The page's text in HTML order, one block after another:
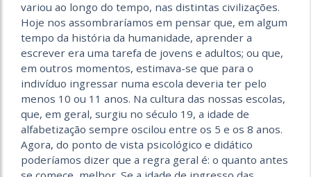
variou ao longo do tempo, nas distintas civilizações.
Hoje nos assombraríamos em pensar que, em algum
tempo da história da humanidade, aprender a
escrever era uma tarefa de jovens e adultos; ou que,
em outros momentos, estimava-se que para o
indivíduo ingressar numa escola deveria ter pelo
menos 10 ou 11 anos. Na cultura das nossas escolas,
que, em geral, surgiu no século 19, a idade de
alfabetização sempre oscilou entre os 5 e os 8 anos.
Agora, do ponto de vista psicológico e didático
poderíamos dizer que a regra geral é: o quanto antes